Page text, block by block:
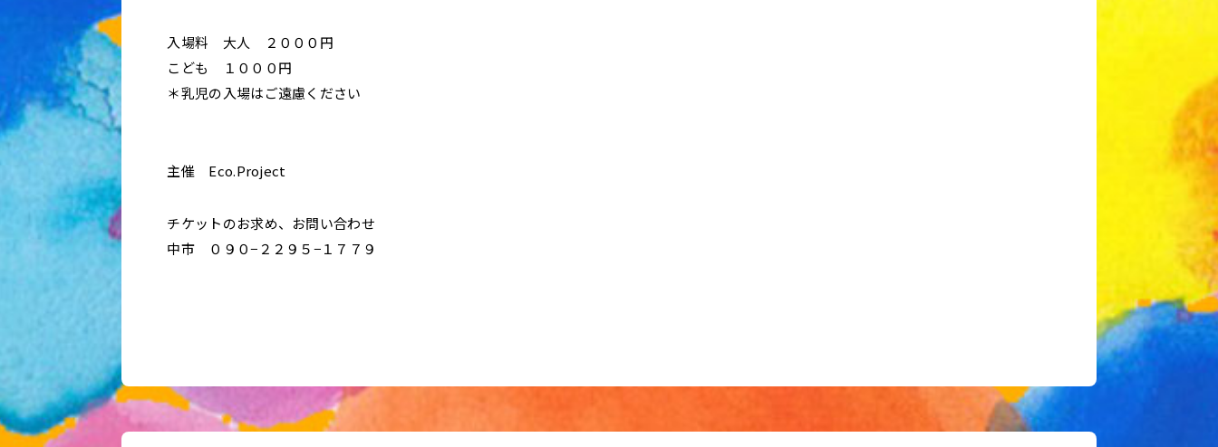
入場料 大人 ２０００円
こども １０００円
＊乳児の入場はご遠慮ください
主催 Eco.Project
チケットのお求め、お問い合わせ
中市 ０９０−２２９５−１７７９